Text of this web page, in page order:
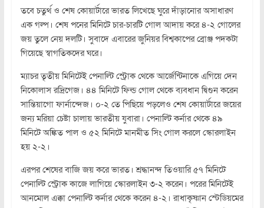
তবে চতুর্থ ও শেষ কোয়ার্টারে ভারত লিখেছে ঘুরে দাঁড়ানোর অসাধারণ
এক গল্প। শেষ পনের মিনিটে চার-চারটি গোল আদায় করে ৪-২ গোলের
জয় তুলে নেয় দলটি। সুবাদে এবারের জুনিয়র বিশ্বকাপের ব্রোঞ্জ পদকটা
গিয়েছে স্বাগতিকদের ঘরে।
ম্যাচর তৃতীয় মিনিটেই পেনাল্টি স্ট্রোক থেকে আর্জেন্টিনাকে এগিয়ে দেন
নিকোলাস রদ্রিগেজ। ৪৪ মিনিটে ফিল্ড গোল থেকে ব্যবধান দ্বিগুন করেন
সান্তিয়াগো ফার্নান্দেজ। ০-২ তে পিছিয়ে পড়লেও শেষ কোয়ার্টারে জয়ের
জন্য মরিয়া চেষ্টা চালায় ভারতীয় যুবারা। পেনাল্টি কর্নার থেকে ৪৯
মিনিটে অঙ্কিত পাল ও ৫২ মিনিটে মানমীত সিং গোল করলে স্কোরলাইন
হয় ২-২।
এরপর শেষের বাজি জয় করে ভারত। শ্রদ্ধানন্দ তিওয়ারি ৫৭ মিনিটে
পেনাল্টি স্ট্রোক কাজে লাগিয়ে স্কোরলাইন ৩-২ করেন। পরের মিনিটেই
আনমোল এক্কা পেনাল্টি কর্নার থেকে করেন ৪-২। রাধাকৃষ্ণান স্টেডিয়মের